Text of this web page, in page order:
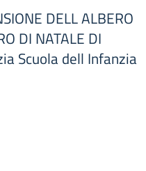
DELL ALBERO
DI NATALE DI
Scuola dell Infanzia